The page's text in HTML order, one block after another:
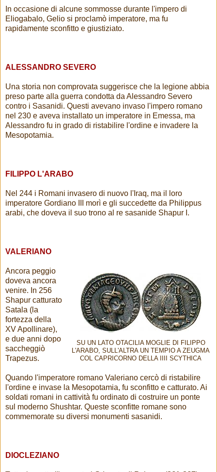
In occasione di alcune sommosse durante l'impero di
Eliogabalo, Gelio si proclamò imperatore, ma fu
rapidamente sconfitto e giustiziato.
ALESSANDRO SEVERO
Una storia non comprovata suggerisce che la legione abbia
preso parte alla guerra condotta da Alessandro Severo
contro i Sasanidi. Questi avevano invaso l'impero romano
nel 230 e aveva installato un imperatore in Emessa, ma
Alessandro fu in grado di ristabilire l'ordine e invadere la
Mesopotamia.
FILIPPO L'ARABO
Nel 244 i Romani invasero di nuovo l'Iraq, ma il loro
imperatore Gordiano III morì e gli succedette da Philippus
arabi, che doveva il suo trono al re sasanide Shapur I.
VALERIANO
SU UN LATO OTACILIA MOGLIE DI FILIPPO
L'ARABO, SULL'ALTRA UN TEMPIO A ZEUGMA
COL CAPRICORNO DELLA IIII SCYTHICA
Ancora peggio
doveva ancora
venire. In 256
Shapur catturato
Satala (la
fortezza della
XV Apollinare),
e due anni dopo
saccheggiò
Trapezus.
Quando l'imperatore romano Valeriano cercò di ristabilire
l'ordine e invase la Mesopotamia, fu sconfitto e catturato. Ai
soldati romani in cattività fu ordinato di costruire un ponte
sul moderno Shushtar. Queste sconfitte romane sono
commemorate su diversi monumenti sasanidi.
DIOCLEZIANO